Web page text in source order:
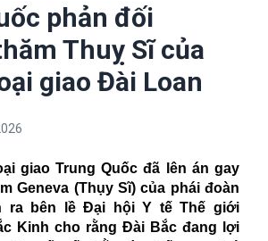
phản đối
Thuỵ Sĩ của
giao Đài Loan
giao Trung Quốc đã lên án gay
Geneva (Thụy Sĩ) của phái đoàn
ra bên lề Đại hội Y tế Thế giới
Kinh cho rằng Đài Bắc đang lợi